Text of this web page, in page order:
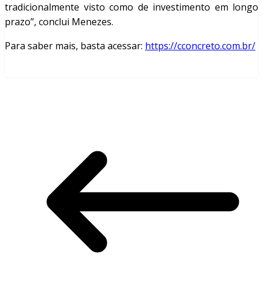
tradicionalmente visto como de investimento em longo
prazo”, conclui Menezes.
Para saber mais, basta acessar: https://cconcreto.com.br/